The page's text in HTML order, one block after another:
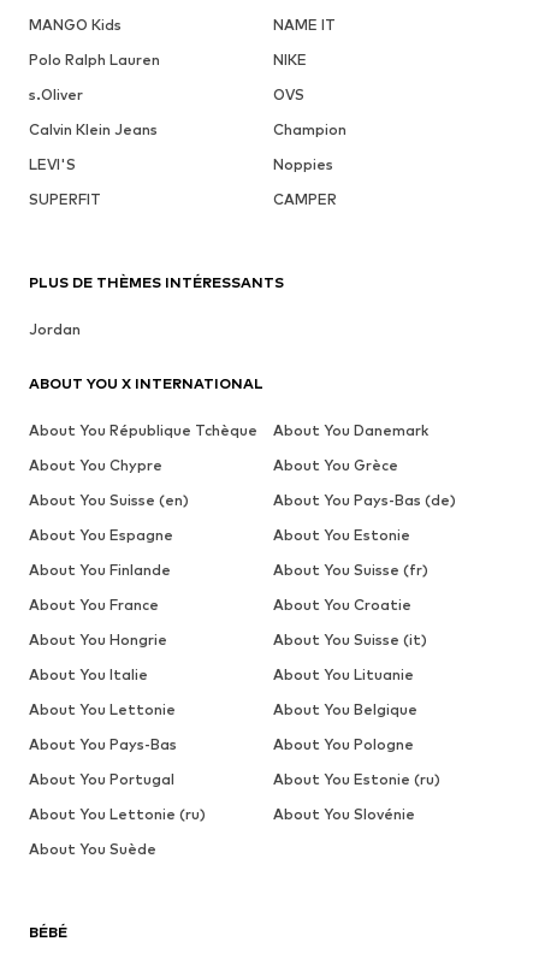
MANGO Kids
NAME IT
Polo Ralph Lauren
NIKE
s.Oliver
OVS
Calvin Klein Jeans
Champion
LEVI'S
Noppies
SUPERFIT
CAMPER
BÉBÉ
PLUS DE THÈMES INTÉRESSANTS
Jordan
ABOUT YOU X INTERNATIONAL
About You République Tchèque
About You Danemark
About You Chypre
About You Grèce
About You Suisse (en)
About You Pays-Bas (de)
About You Espagne
About You Estonie
About You Finlande
About You Suisse (fr)
About You France
About You Croatie
About You Hongrie
About You Suisse (it)
About You Italie
About You Lituanie
About You Lettonie
About You Belgique
About You Pays-Bas
About You Pologne
About You Portugal
About You Estonie (ru)
About You Lettonie (ru)
About You Slovénie
About You Suède